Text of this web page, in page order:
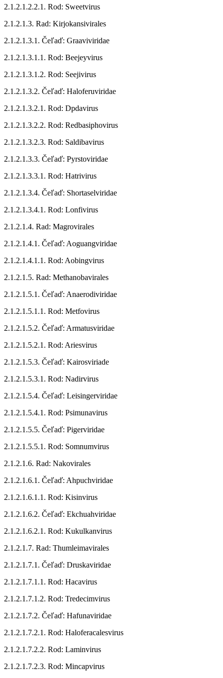
2.1.2.1.2.2.1. Rod: Sweetvirus
2.1.2.1.3. Rad: Kirjokansivirales
2.1.2.1.3.1. Čeľaď: Graaviviridae
2.1.2.1.3.1.1. Rod: Beejeyvirus
2.1.2.1.3.1.2. Rod: Seejivirus
2.1.2.1.3.2. Čeľaď: Haloferuviridae
2.1.2.1.3.2.1. Rod: Dpdavirus
2.1.2.1.3.2.2. Rod: Redbasiphovirus
2.1.2.1.3.2.3. Rod: Saldibavirus
2.1.2.1.3.3. Čeľaď: Pyrstoviridae
2.1.2.1.3.3.1. Rod: Hatrivirus
2.1.2.1.3.4. Čeľaď: Shortaselviridae
2.1.2.1.3.4.1. Rod: Lonfivirus
2.1.2.1.4. Rad: Magrovirales
2.1.2.1.4.1. Čeľaď: Aoguangviridae
2.1.2.1.4.1.1. Rod: Aobingvirus
2.1.2.1.5. Rad: Methanobavirales
2.1.2.1.5.1. Čeľaď: Anaerodiviridae
2.1.2.1.5.1.1. Rod: Metfovirus
2.1.2.1.5.2. Čeľaď: Armatusviridae
2.1.2.1.5.2.1. Rod: Ariesvirus
2.1.2.1.5.3. Čeľaď: Kairosviriade
2.1.2.1.5.3.1. Rod: Nadirvirus
2.1.2.1.5.4. Čeľaď: Leisingerviridae
2.1.2.1.5.4.1. Rod: Psimunavirus
2.1.2.1.5.5. Čeľaď: Pigerviridae
2.1.2.1.5.5.1. Rod: Somnumvirus
2.1.2.1.6. Rad: Nakovirales
2.1.2.1.6.1. Čeľaď: Ahpuchviridae
2.1.2.1.6.1.1. Rod: Kisinvirus
2.1.2.1.6.2. Čeľaď: Ekchuahviridae
2.1.2.1.6.2.1. Rod: Kukulkanvirus
2.1.2.1.7. Rad: Thumleimavirales
2.1.2.1.7.1. Čeľaď: Druskaviridae
2.1.2.1.7.1.1. Rod: Hacavirus
2.1.2.1.7.1.2. Rod: Tredecimvirus
2.1.2.1.7.2. Čeľaď: Hafunaviridae
2.1.2.1.7.2.1. Rod: Haloferacalesvirus
2.1.2.1.7.2.2. Rod: Laminvirus
2.1.2.1.7.2.3. Rod: Mincapvirus